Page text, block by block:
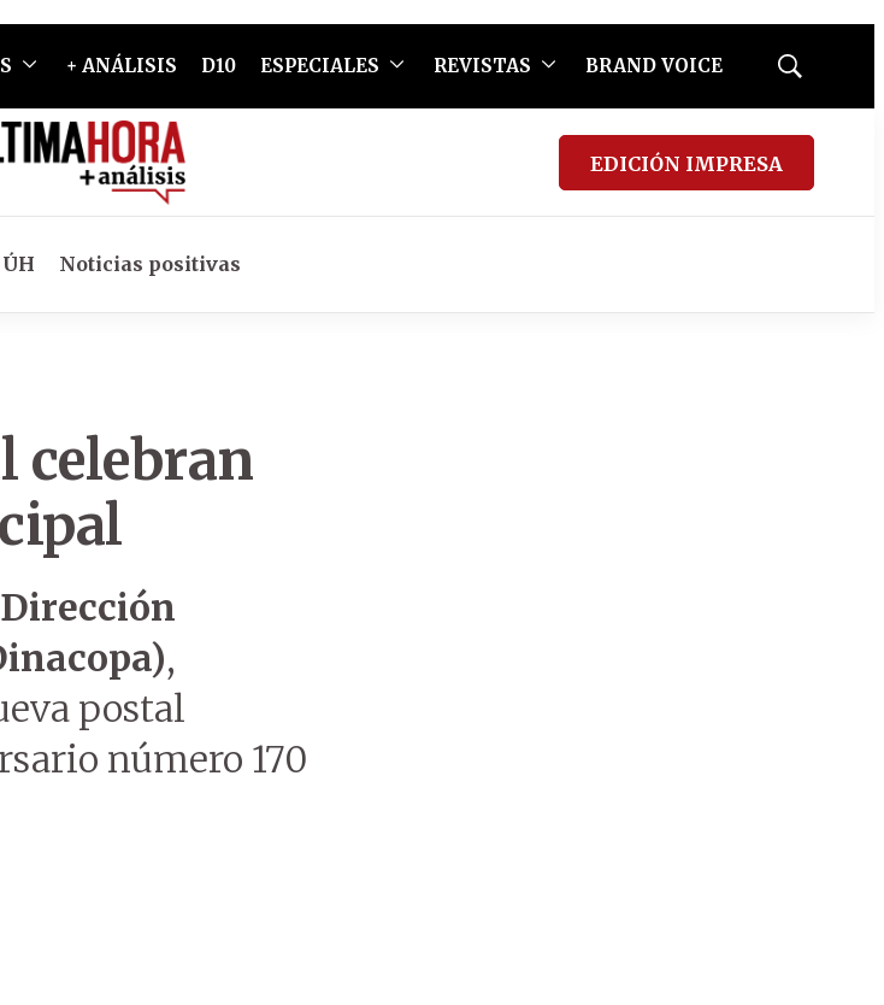
+ ANÁLISIS D10 ESPECIALES REVISTAS BRAND VOICE
Mostrar
EDICIÓN IMPRESA
Noticias positivas
celebran
Dirección
,
postal
número 170